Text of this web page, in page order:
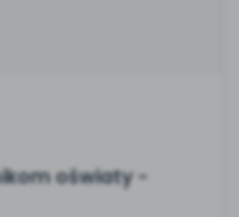
oświaty -